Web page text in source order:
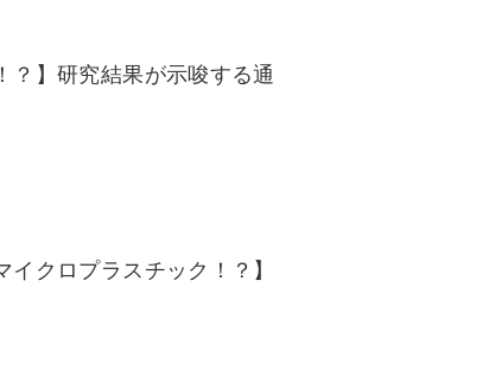
？】研究結果が示唆する通
イクロプラスチック！？】